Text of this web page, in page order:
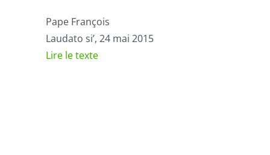
Pape François
Laudato si’, 24 mai 2015
Lire le texte